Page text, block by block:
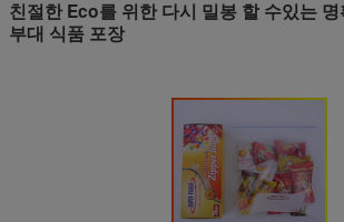
친절한 Eco를 위한 다시 밀봉 할 수있는
부대 식품 포장